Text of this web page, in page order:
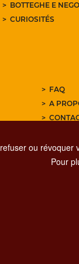
BOTTEGHE E
CURIOSITÉS
FAQ
A
ou
Pour